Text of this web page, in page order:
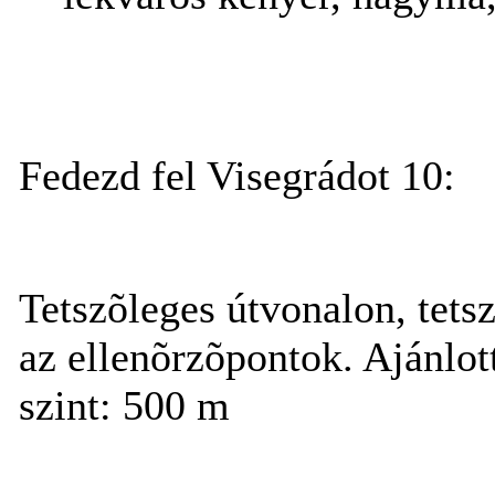
Fedezd fel Visegrádot 10:
Tetszõleges útvonalon,
az ellenõrzõpontok.
szint: 500 m